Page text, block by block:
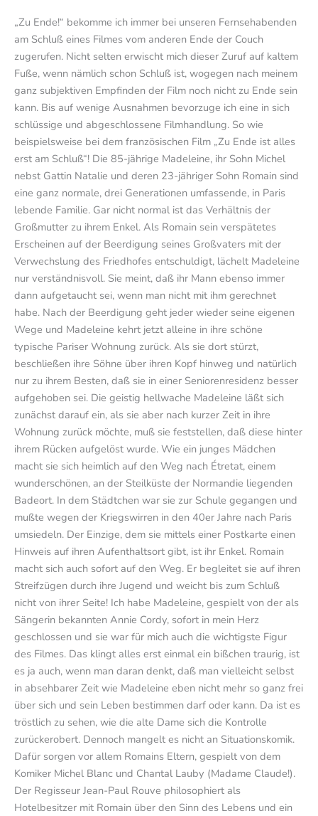
„Zu Ende!“ bekomme ich immer bei unseren Fernsehabenden
am Schluß eines Filmes vom anderen Ende der Couch
zugerufen. Nicht selten erwischt mich dieser Zuruf auf kaltem
Fuße, wenn nämlich schon Schluß ist, wogegen nach meinem
ganz subjektiven Empfinden der Film noch nicht zu Ende sein
kann. Bis auf wenige Ausnahmen bevorzuge ich eine in sich
schlüssige und abgeschlossene Filmhandlung. So wie
beispielsweise bei dem französischen Film „Zu Ende ist alles
erst am Schluß“! Die 85-jährige Madeleine, ihr Sohn Michel
nebst Gattin Natalie und deren 23-jähriger Sohn Romain sind
eine ganz normale, drei Generationen umfassende, in Paris
lebende Familie. Gar nicht normal ist das Verhältnis der
Großmutter zu ihrem Enkel. Als Romain sein verspätetes
Erscheinen auf der Beerdigung seines Großvaters mit der
Verwechslung des Friedhofes entschuldigt, lächelt Madeleine
nur verständnisvoll. Sie meint, daß ihr Mann ebenso immer
dann aufgetaucht sei, wenn man nicht mit ihm gerechnet
habe. Nach der Beerdigung geht jeder wieder seine eigenen
Wege und Madeleine kehrt jetzt alleine in ihre schöne
typische Pariser Wohnung zurück. Als sie dort stürzt,
beschließen ihre Söhne über ihren Kopf hinweg und natürlich
nur zu ihrem Besten, daß sie in einer Seniorenresidenz besser
aufgehoben sei. Die geistig hellwache Madeleine läßt sich
zunächst darauf ein, als sie aber nach kurzer Zeit in ihre
Wohnung zurück möchte, muß sie feststellen, daß diese hinter
ihrem Rücken aufgelöst wurde. Wie ein junges Mädchen
macht sie sich heimlich auf den Weg nach Étretat, einem
wunderschönen, an der Steilküste der Normandie liegenden
Badeort. In dem Städtchen war sie zur Schule gegangen und
mußte wegen der Kriegswirren in den 40er Jahre nach Paris
umsiedeln. Der Einzige, dem sie mittels einer Postkarte einen
Hinweis auf ihren Aufenthaltsort gibt, ist ihr Enkel. Romain
macht sich auch sofort auf den Weg. Er begleitet sie auf ihren
Streifzügen durch ihre Jugend und weicht bis zum Schluß
nicht von ihrer Seite! Ich habe Madeleine, gespielt von der als
Sängerin bekannten Annie Cordy, sofort in mein Herz
geschlossen und sie war für mich auch die wichtigste Figur
des Filmes. Das klingt alles erst einmal ein bißchen traurig, ist
es ja auch, wenn man daran denkt, daß man vielleicht selbst
in absehbarer Zeit wie Madeleine eben nicht mehr so ganz frei
über sich und sein Leben bestimmen darf oder kann. Da ist es
tröstlich zu sehen, wie die alte Dame sich die Kontrolle
zurückerobert. Dennoch mangelt es nicht an Situationskomik.
Dafür sorgen vor allem Romains Eltern, gespielt von dem
Komiker Michel Blanc und Chantal Lauby (Madame Claude!).
Der Regisseur Jean-Paul Rouve philosophiert als
Hotelbesitzer mit Romain über den Sinn des Lebens und ein